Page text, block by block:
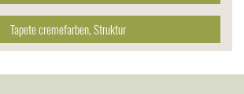
Tapete cremefarben, Struktur